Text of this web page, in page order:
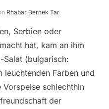
Rhabar Bernek Tar
Serbien oder
hat, kam an ihm
(bulgarisch:
leuchtenden Farben und
schlechthin
der